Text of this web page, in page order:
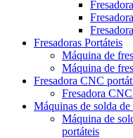
Fresadoras Portáteis
Máquina de
Máquina de
Fresadora CNC
Fresadora
Máquinas de solda
Máquina de
portáteis